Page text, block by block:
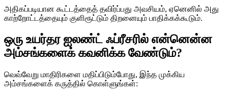
அதிகப்படியான கூட்டத்தைத் தவிர்ப்பது அவசியம், ஏனெனில் அது
காற்றோட்டத்தையும் குளிரூட்டும் திறனையும் பாதிக்கக்கூடும்.
ஒரு உயர்தர ஐலண்ட் ஃப்ரீசரில் என்னென்ன
அம்சங்களைக் கவனிக்க வேண்டும்?
வெவ்வேறு மாதிரிகளை மதிப்பிடும்போது, ​​இந்த முக்கிய
அம்சங்களைக் கருத்தில் கொள்ளுங்கள்: